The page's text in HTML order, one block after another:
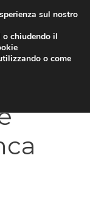
sul nostro
chiudendo il
o come